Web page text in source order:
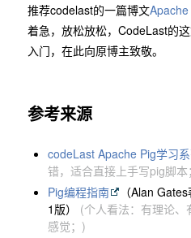
推荐codelast的一篇博文
着急，放松放松，CodeLast的
入门，在此向原博主致敬。
参考来源
codeLast Apache Pig学习
错，适合直接上手写pig脚本
Pig编程指南
（Alan
1版） (个人看法：有理论
感觉；)